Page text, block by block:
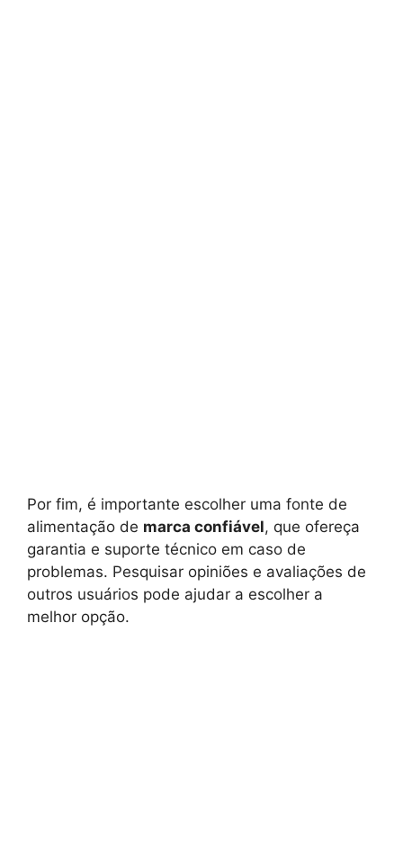
Por fim, é importante escolher uma fonte de
alimentação de marca confiável, que ofereça
garantia e suporte técnico em caso de
problemas. Pesquisar opiniões e avaliações de
outros usuários pode ajudar a escolher a
melhor opção.